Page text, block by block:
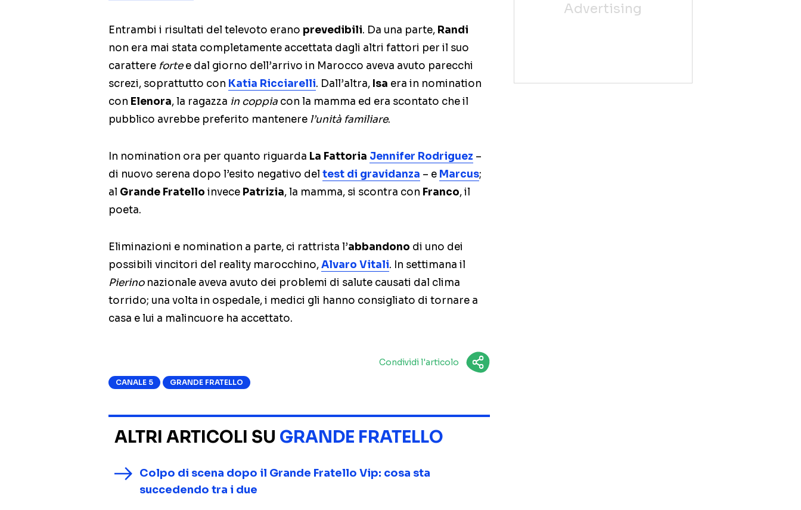
Entrambi i risultati del televoto erano prevedibili. Da una parte, Randi
non era mai stata completamente accettata dagli altri fattori per il suo
carattere fortee dal giorno dell’arrivo in Marocco aveva avuto parecchi
screzi, soprattutto con Katia Ricciarelli. Dall’altra, Isa era in nomination
con Elenora, la ragazza in coppia con la mamma ed era scontato che il
pubblico avrebbe preferito mantenere l’unità familiare.
In nomination ora per quanto riguarda La Fattoria Jennifer Rodriguez –
di nuovo serena dopo l’esito negativo del test di gravidanza – e Marcus;
al Grande Fratello invece Patrizia, la mamma, si scontra con Franco, il
poeta.
Eliminazioni e nomination a parte, ci rattrista l’abbandono di uno dei
possibili vincitori del reality marocchino,Alvaro Vitali. In settimana il
Pierinonazionale aveva avuto dei problemi di salute causati dal clima
torrido; una volta in ospedale, i medici gli hanno consigliato di tornare a
casa e lui a malincuore ha accettato.
Condividi l'articolo
CANALE 5 GRANDE FRATELLO
ALTRI ARTICOLI SU GRANDE FRATELLO
Colpo di scena dopo il Grande Fratello Vip: cosa sta
succedendo tra i due